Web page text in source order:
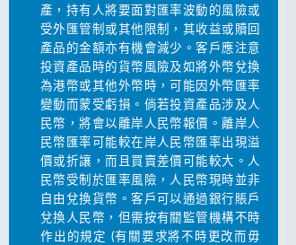
產，持有人將要面對匯率波動的風險或
受外匯管制或其他限制，其收益或贖回
產品的金額亦有機會減少。客戶應注意
投資產品時的貨幣風險及如將外幣兌換
為港幣或其他外幣時，可能因外幣匯率
變動而蒙受虧損。倘若投資產品涉及人
民幣，將會以離岸人民幣報價。離岸人
民幣匯率可能較在岸人民幣匯率出現溢
價或折讓，而且買賣差價可能較大。人
民幣受制於匯率風險，人民幣現時並非
自由兌換貨幣。客戶可以通過銀行賬戶
兌換人民幣，但需按有關監管機構不時
作出的規定 (有關要求將不時更改而毋